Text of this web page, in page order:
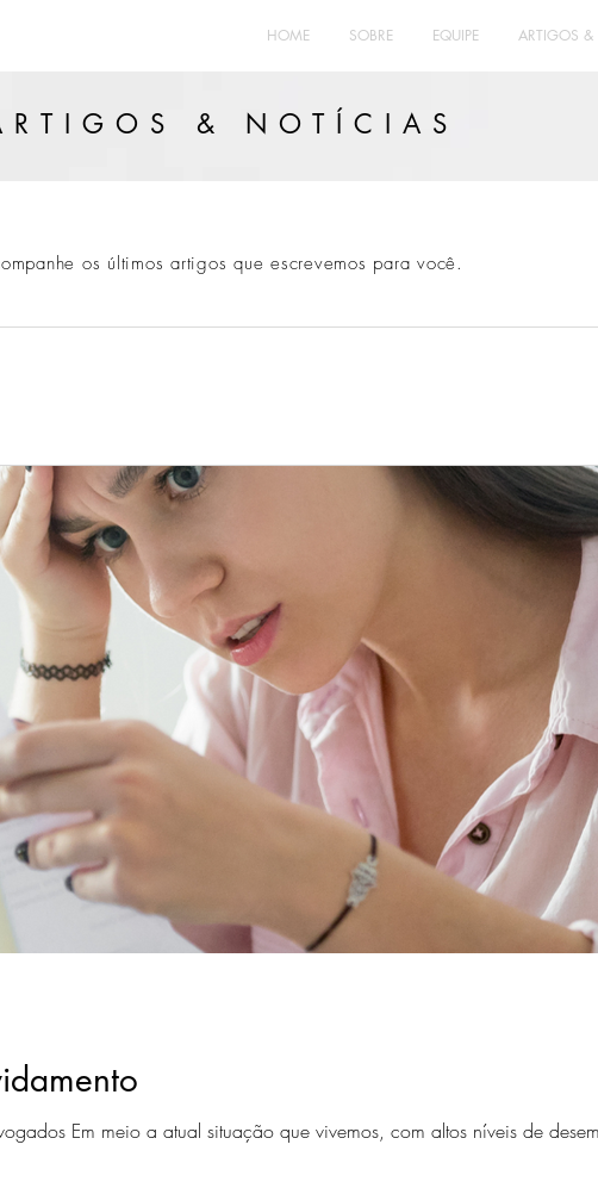
HOME SOBRE EQUIPE ARTIGOS
& NOTÍCIAS
os últimos artigos que escrevemos para você.
Em meio a atual situação que vivemos, com altos níveis de